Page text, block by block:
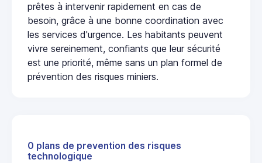
prêtes à intervenir rapidement en cas de
besoin, grâce à une bonne coordination avec
les services d'urgence. Les habitants peuvent
vivre sereinement, confiants que leur sécurité
est une priorité, même sans un plan formel de
prévention des risques miniers.
0 plans de prevention des risques
technologique